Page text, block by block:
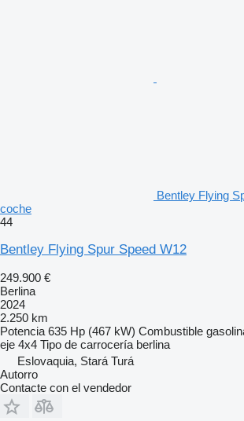
Bentley Flying
coche
44
Bentley Flying Spur Speed W12
249.900 €
Berlina
2024
2.250 km
Potencia 635 Hp (467 kW) Combustible
eje 4x4 Tipo de carrocería berlina
Eslovaquia, Stará Turá
Autorro
Contacte con el vendedor